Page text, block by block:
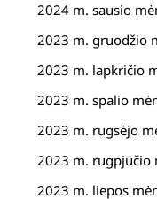
2024 m. sausio
2023 m. gruodžio
2023 m. lapkričio
2023 m. spalio
2023 m. rugsėjo
2023 m. rugpjūčio
2023 m. liepos